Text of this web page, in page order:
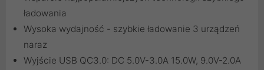
ładowania
Wysoka wydajność - szybkie ładowanie 3 urządzeń
naraz
Wyjście USB QC3.0: DC 5.0V-3.0A 15.0W, 9.0V-2.0A